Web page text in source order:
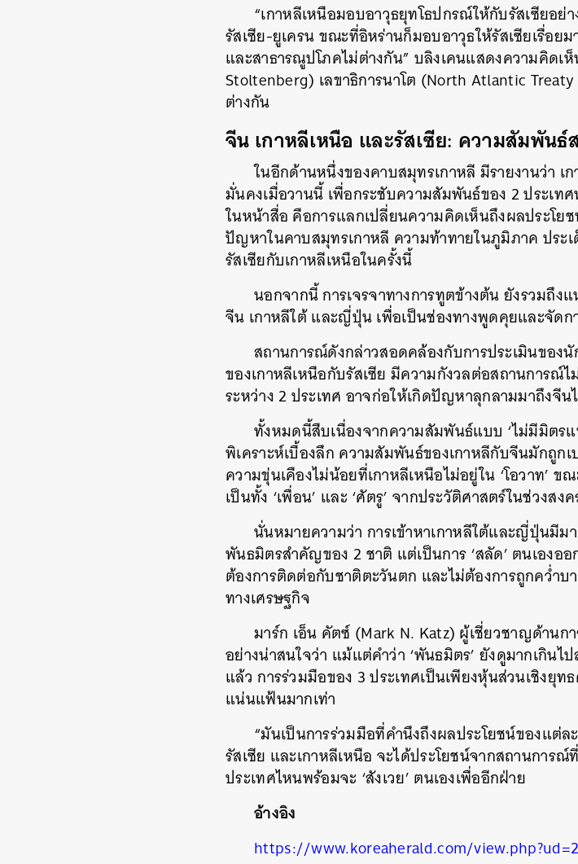
“เกาหลีเหนือมอบอาวุธยุทโธปกรณ์ให้กับรัสเซียอ
รัสเซีย-ยูเครน ขณะที่อิหร่านก็มอบอาวุธให้รัสเซียเรื่อย
และสาธารณูปโภคไม่ต่างกัน” บลิงเคนแสดงความคิดเ
Stoltenberg) เลขาธิการนาโต (North Atlantic
ต่างกัน
จีน เกาหลีเหนือ และรัสเซีย: ความสัมพัน
ในอีกด้านหนึ่งของคาบสมุทรเกาหลี มีรายงานว่า เ
มั่นคงเมื่อวานนี้ เพื่อกระชับความสัมพันธ์ของ 2 ประเท
ในหน้าสื่อ คือการแลกเปลี่ยนความคิดเห็นถึงผลประโ
ปัญหาในคาบสมุทรเกาหลี ความท้าทายในภูมิภาค ประ
รัสเซียกับเกาหลีเหนือในครั้งนี้
นอกจากนี้ การเจรจาทางการทูตข้างต้น ยังรวมถึง
จีน เกาหลีใต้ และญี่ปุ่น เพื่อเป็นช่องทางพูดคุยและจัด
สถานการณ์ดังกล่าวสอดคล้องกับการประเมินของ
ของเกาหลีเหนือกับรัสเซีย มีความกังวลต่อสถานการ
ระหว่าง 2 ประเทศ อาจก่อให้เกิดปัญหาลุกลามมาถึงจีน
ทั้งหมดนี้สืบเนื่องจากความสัมพันธ์แบบ ‘ไม่มีมิตร
พิเคราะห์เบื้องลึก ความสัมพันธ์ของเกาหลีกับจีนมักถู
ความขุ่นเคืองไม่น้อยที่เกาหลีเหนือไม่อยู่ใน ‘โอวาท’
เป็นทั้ง ‘เพื่อน’ และ ‘ศัตรู’ จากประวัติศาสตร์ในช่วงสง
นั่นหมายความว่า การเข้าหาเกาหลีใต้และญี่ปุ่นมีม
พันธมิตรสำคัญของ 2 ชาติ แต่เป็นการ ‘สลัด’ ตนเองออ
ต้องการติดต่อกับชาติตะวันตก และไม่ต้องการถูกคว่ำ
ทางเศรษฐกิจ
มาร์ก เอ็น คัตซ์ (Mark N. Katz) ผู้เชี่ยวชาญด้านก
อย่างน่าสนใจว่า แม้แต่คำว่า ‘พันธมิตร’ ยังดูมากเกินไ
แล้ว การร่วมมือของ 3 ประเทศเป็นเพียงหุ้นส่วนเชิงยุ
แน่นแฟ้นมากเท่า
“มันเป็นการร่วมมือที่คำนึงถึงผลประโยชน์ของแต่
รัสเซีย และเกาหลีเหนือ จะได้ประโยชน์จากสถานการ
ประเทศไหนพร้อมจะ ‘สังเวย’ ตนเองเพื่ออีกฝ่าย
อ้างอิง
https://www.koreaherald.com/